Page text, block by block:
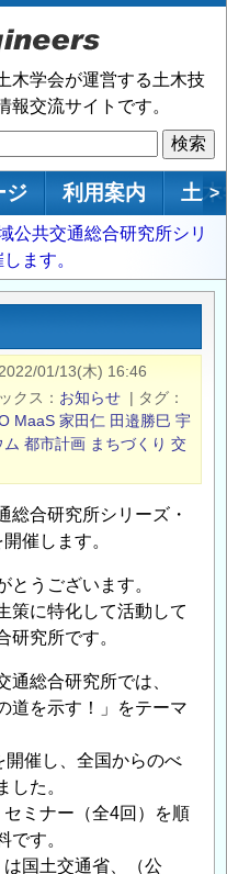
木学会が運営する土木技
報交流サイトです。
ジ 利用案内 土 >
公共交通総合研究所シリ
ます。
2022/01/13(木) 16:46
クス お知らせ | タグ
MaaS 家田仁 田邉勝巳 宇
都市計画 まちづくり 交
総合研究所シリーズ・
催します。
とうございます。
策に特化して活動して
研究所です。
通総合研究所では、
道を示す！」をテーマ
催し、全国からのべ
した。
ミナー（全4回）を順
です。
国土交通省、（公